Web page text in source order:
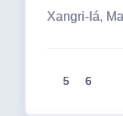
Xangri-lá,
5 6